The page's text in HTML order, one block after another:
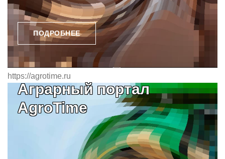
ПОДРОБНЕЕ
https://agrotime.ru
Аграрный портал
AgroTime